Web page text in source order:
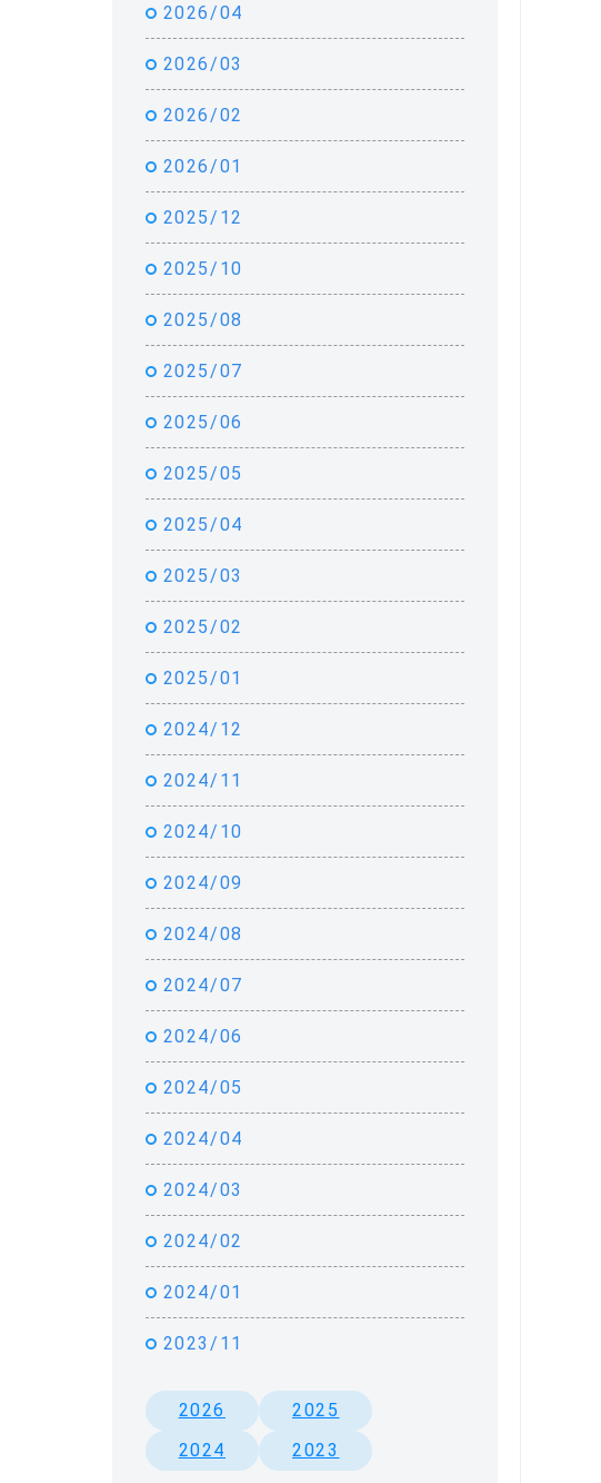
2026/04
2026/03
2026/02
2026/01
2025/12
2025/10
2025/08
2025/07
2025/06
2025/05
2025/04
2025/03
2025/02
2025/01
2024/12
2024/11
2024/10
2024/09
2024/08
2024/07
2024/06
2024/05
2024/04
2024/03
2024/02
2024/01
2023/11
2026
2025
2024
2023